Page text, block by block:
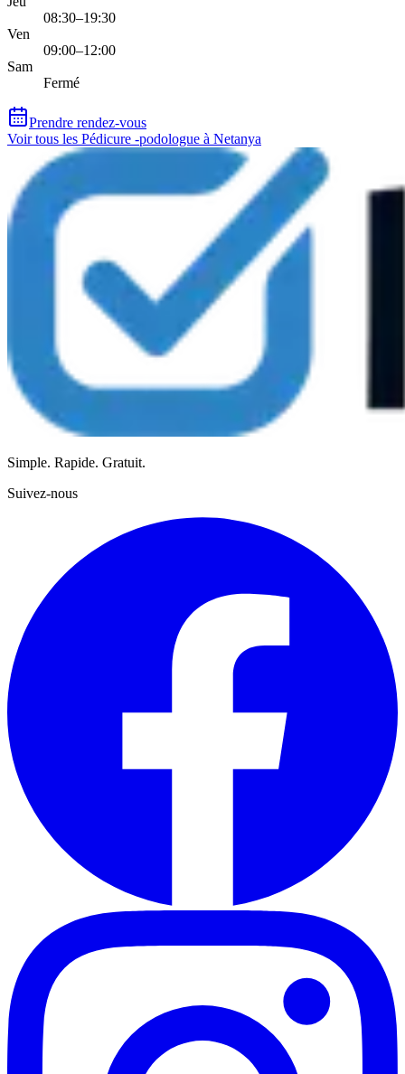
08:30–19:30
Ven
09:00–12:00
Sam
Fermé
Prendre rendez-vous
Voir tous les Pédicure -podologue à Netanya
Simple. Rapide. Gratuit.
Suivez-nous